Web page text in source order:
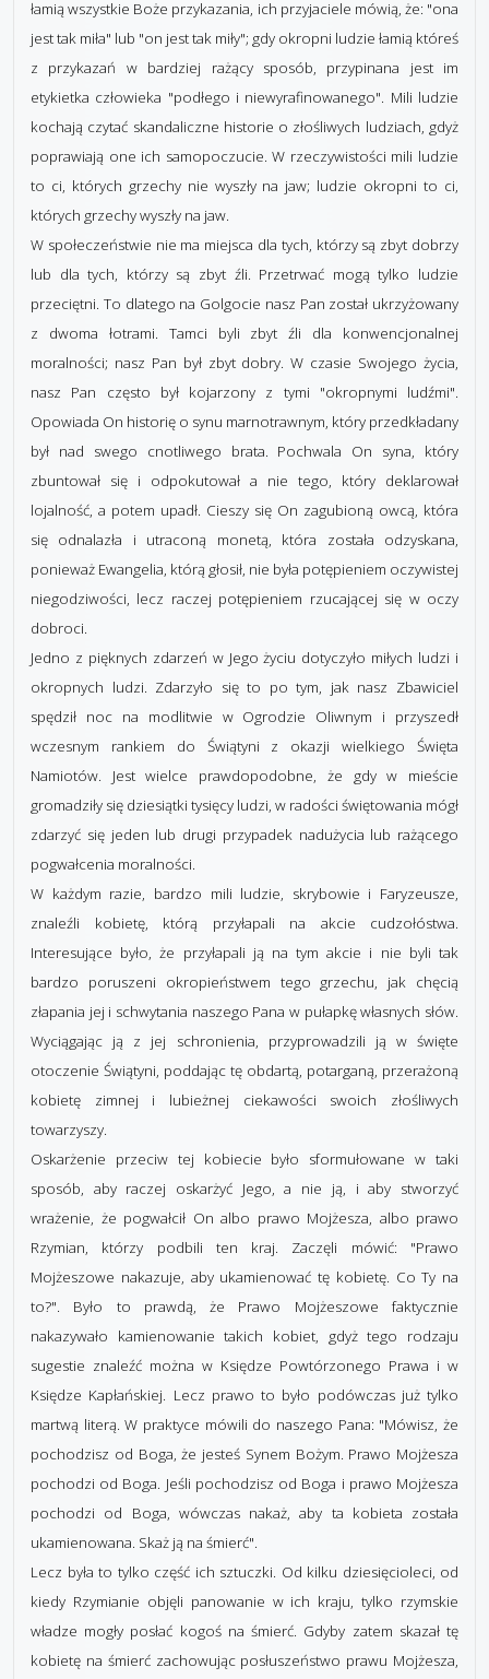
łamią wszystkie Boże przykazania, ich przyjaciele mówią, że: "ona
jest tak miła" lub "on jest tak miły"; gdy okropni ludzie łamią któreś
z przykazań w bardziej rażący sposób, przypinana jest im
etykietka człowieka "podłego i niewyrafinowanego". Mili ludzie
kochają czytać skandaliczne historie o złośliwych ludziach, gdyż
poprawiają one ich samopoczucie. W rzeczywistości mili ludzie
to ci, których grzechy nie wyszły na jaw; ludzie okropni to ci,
których grzechy wyszły na jaw.
W społeczeństwie nie ma miejsca dla tych, którzy są zbyt dobrzy
lub dla tych, którzy są zbyt źli. Przetrwać mogą tylko ludzie
przeciętni. To dlatego na Golgocie nasz Pan został ukrzyżowany
z dwoma łotrami. Tamci byli zbyt źli dla konwencjonalnej
moralności; nasz Pan był zbyt dobry. W czasie Swojego życia,
nasz Pan często był kojarzony z tymi "okropnymi ludźmi".
Opowiada On historię o synu marnotrawnym, który przedkładany
był nad swego cnotliwego brata. Pochwala On syna, który
zbuntował się i odpokutował a nie tego, który deklarował
lojalność, a potem upadł. Cieszy się On zagubioną owcą, która
się odnalazła i utraconą monetą, która została odzyskana,
ponieważ Ewangelia, którą głosił, nie była potępieniem oczywistej
niegodziwości, lecz raczej potępieniem rzucającej się w oczy
dobroci.
Jedno z pięknych zdarzeń w Jego życiu dotyczyło miłych ludzi i
okropnych ludzi. Zdarzyło się to po tym, jak nasz Zbawiciel
spędził noc na modlitwie w Ogrodzie Oliwnym i przyszedł
wczesnym rankiem do Świątyni z okazji wielkiego Święta
Namiotów. Jest wielce prawdopodobne, że gdy w mieście
gromadziły się dziesiątki tysięcy ludzi, w radości świętowania mógł
zdarzyć się jeden lub drugi przypadek nadużycia lub rażącego
pogwałcenia moralności.
W każdym razie, bardzo mili ludzie, skrybowie i Faryzeusze,
znaleźli kobietę, którą przyłapali na akcie cudzołóstwa.
Interesujące było, że przyłapali ją na tym akcie i nie byli tak
bardzo poruszeni okropieństwem tego grzechu, jak chęcią
złapania jej i schwytania naszego Pana w pułapkę własnych słów.
Wyciągając ją z jej schronienia, przyprowadzili ją w święte
otoczenie Świątyni, poddając tę obdartą, potarganą, przerażoną
kobietę zimnej i lubieżnej ciekawości swoich złośliwych
towarzyszy.
Oskarżenie przeciw tej kobiecie było sformułowane w taki
sposób, aby raczej oskarżyć Jego, a nie ją, i aby stworzyć
wrażenie, że pogwałcił On albo prawo Mojżesza, albo prawo
Rzymian, którzy podbili ten kraj. Zaczęli mówić: "Prawo
Mojżeszowe nakazuje, aby ukamienować tę kobietę. Co Ty na
to?". Było to prawdą, że Prawo Mojżeszowe faktycznie
nakazywało kamienowanie takich kobiet, gdyż tego rodzaju
sugestie znaleźć można w Księdze Powtórzonego Prawa i w
Księdze Kapłańskiej. Lecz prawo to było podówczas już tylko
martwą literą. W praktyce mówili do naszego Pana: "Mówisz, że
pochodzisz od Boga, że jesteś Synem Bożym. Prawo Mojżesza
pochodzi od Boga. Jeśli pochodzisz od Boga i prawo Mojżesza
pochodzi od Boga, wówczas nakaż, aby ta kobieta została
ukamienowana. Skaż ją na śmierć".
Lecz była to tylko część ich sztuczki. Od kilku dziesięcioleci, od
kiedy Rzymianie objęli panowanie w ich kraju, tylko rzymskie
władze mogły posłać kogoś na śmierć. Gdyby zatem skazał tę
kobietę na śmierć zachowując posłuszeństwo prawu Mojżesza,